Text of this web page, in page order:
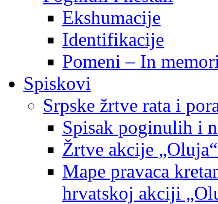
Ekshumacije
Identifikacije
Pomeni – In
Spiskovi
Srpske žrtve rata i
Spisak poginulih i
Žrtve akcije
Mape pravaca
hrvatskoj akciji